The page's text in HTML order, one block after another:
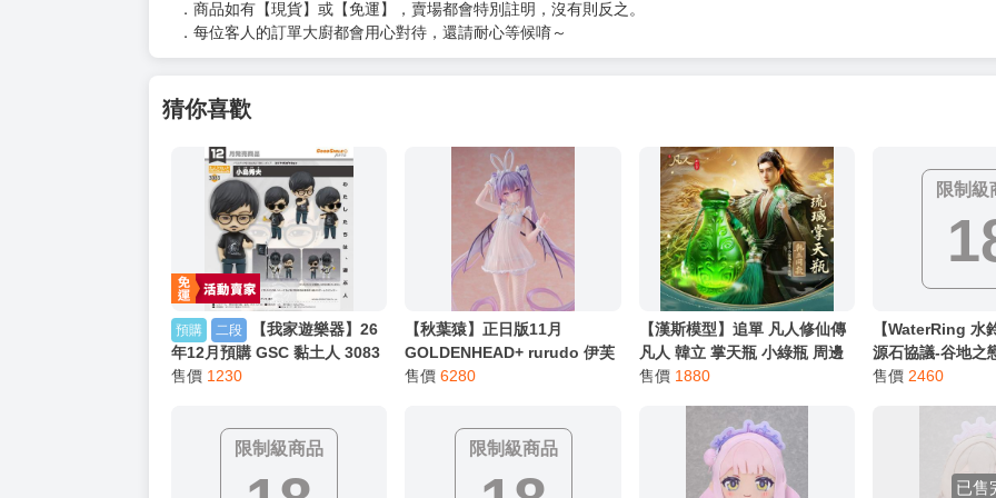
【買動漫提醒您：我們沒有電話聯繫與電話客服服務，請務必小心，避免受騙！】
★ 其他說明
．實際上市到貨時間依出版社最終公布為主。
．商品如有【現貨】或【免運】，賣場都會特別註明，沒有則反之。
．每位客人的訂單大廚都會用心對待，還請耐心等候唷～
猜你喜歡
限制